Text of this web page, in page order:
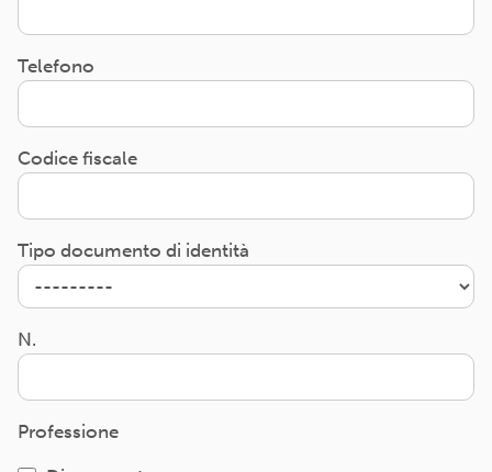
Telefono
Codice fiscale
Tipo documento di identità
N.
Professione